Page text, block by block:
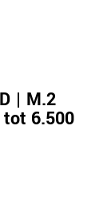
| M.2
6.500